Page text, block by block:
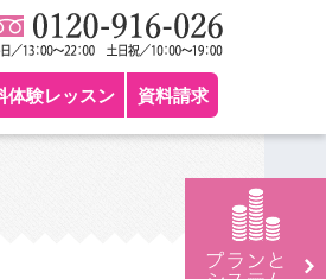
体験レッスン 資料請求